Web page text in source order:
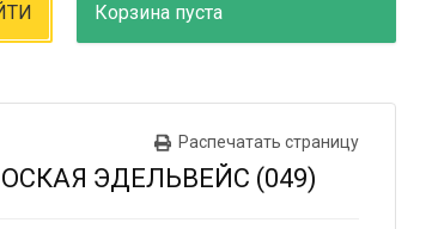
Корзина пуста
Распечатать страницу
ЭДЕЛЬВЕЙС (049)